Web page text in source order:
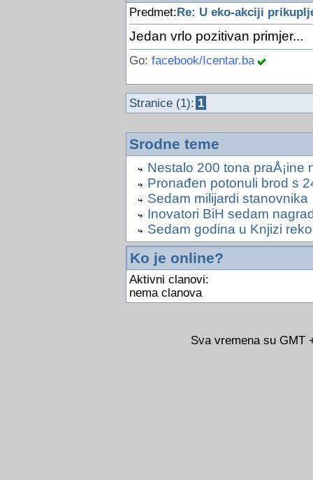
Predmet:Re: U eko-akciji
Jedan vrlo pozitivan primjer...
Go: facebook/Icentar.ba
Stranice (1): 1
Srodne teme
Nestalo 200 tona praÅ¡ine
Pronađen potonuli brod s
Sedam milijardi stanovnika
Inovatori BiH sedam
Sedam godina u Knjizi
Ko je online?
Aktivni clanovi:
nema clanova
Sva vremena su GMT